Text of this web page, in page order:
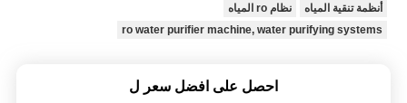
أنظمة تنقية المياه
نظام ro المياه
ro water purifier machine, water purifying systems
احصل على افضل سعر ل